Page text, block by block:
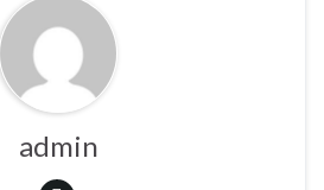
admin